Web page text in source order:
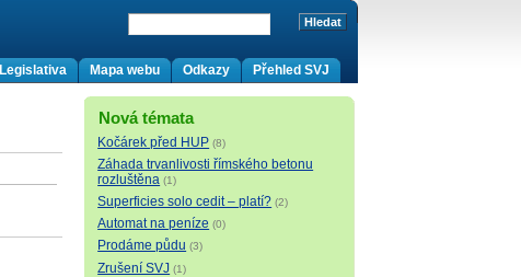
Přehled SVJ
Odkazy
Mapa webu
Legislativa
Nová témata
Kočárek před HUP (8)
Záhada trvanlivosti římského betonu
rozluštěna (1)
Superficies solo cedit – platí? (2)
Automat na peníze (0)
Prodáme půdu (3)
Zrušení SVJ (1)